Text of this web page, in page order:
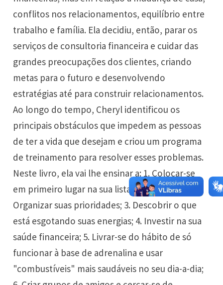
conflitos nos relacionamentos, equilíbrio entre
trabalho e família. Ela decidiu, então, parar os
serviços de consultoria financeira e cuidar das
grandes preocupações dos clientes, criando
metas para o futuro e desenvolvendo
estratégias até para construir relacionamentos.
Ao longo do tempo, Cheryl identificou os
principais obstáculos que impedem as pessoas
de ter a vida que desejam e criou um programa
de treinamento para resolver esses problemas.
Neste livro, ela vai lhe ensinar a: 1. Colocar-se
em primeiro lugar na sua lista de prioridades; 2.
Organizar suas prioridades; 3. Descobrir o que
está esgotando suas energias; 4. Investir na sua
saúde financeira; 5. Livrar-se do hábito de só
funcionar à base de adrenalina e usar
"combustíveis" mais saudáveis no seu dia-a-dia;